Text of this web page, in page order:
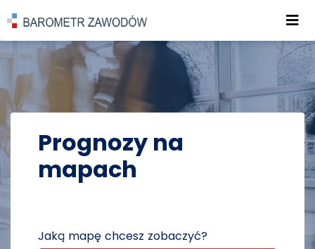
POWRÓT DO STRONY GŁÓWNEJ
PROGNOZY PROGNOZY NA MAPACH
Prognozy na
mapach
Jaką mapę chcesz zobaczyć?